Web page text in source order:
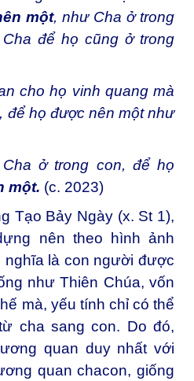
một, như Cha ở trong
để họ cũng ở trong
cho họ vinh quang mà
để họ được nên một như
ở trong con, để họ
một. (c. 2023)
Tạo Bảy Ngày (x. St 1),
nên theo hình ảnh
nghĩa là con người được
như Thiên Chúa, vốn
mà, yếu tính chỉ có thể
cha sang con. Do đó,
quan duy nhất với
quan chacon, giống